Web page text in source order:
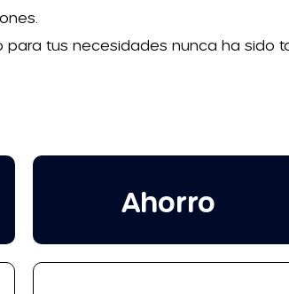
tus necesidades nunca ha sido
Ahorro